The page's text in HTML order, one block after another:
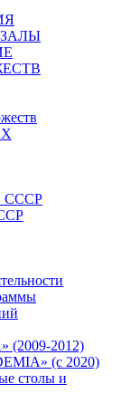
СССР
(2009-2012)
(с 2020)
столы и